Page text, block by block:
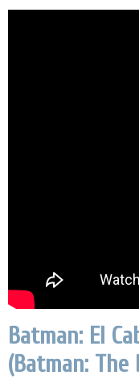
Batman: El
(Batman: